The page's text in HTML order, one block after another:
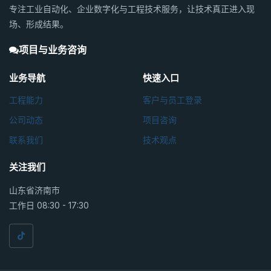
专注工业自动化、企业数字化与工程技术服务，让技术真正进入现
场、形成结果。
项目与业务咨询
业务导航
工程能力
公司动态
联系我们
快速入口
客户与员工登录
项目咨询
技术观点
关注我们
山东省济南市
工作日 08:30 - 17:30